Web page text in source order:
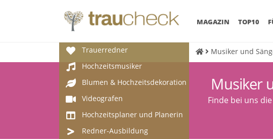
MAGAZIN (CURRENT)
TOP10
Trauerredner
Hochzeitsmusiker
Blumen & Hochzeitsdekoration
Videografen
Hochzeitsplaner und Planerin
Redner-Ausbildung
Musiker und
Musiker
Finde bei uns